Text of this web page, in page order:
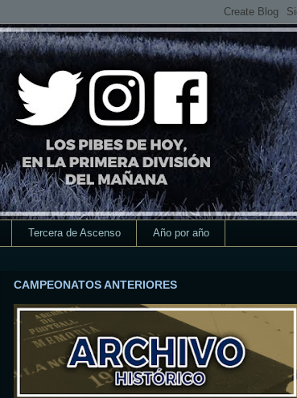
Tercera de Ascenso Año por año
CAMPEONATOS ANTERIORES